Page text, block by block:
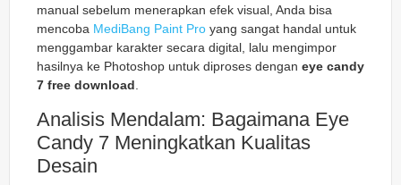
manual sebelum menerapkan efek visual, Anda bisa
mencoba MediBang Paint Pro yang sangat handal untuk
menggambar karakter secara digital, lalu mengimpor
hasilnya ke Photoshop untuk diproses dengan eye candy
7 free download
Analisis Mendalam: Bagaimana Eye
Candy 7 Meningkatkan Kualitas
Desain